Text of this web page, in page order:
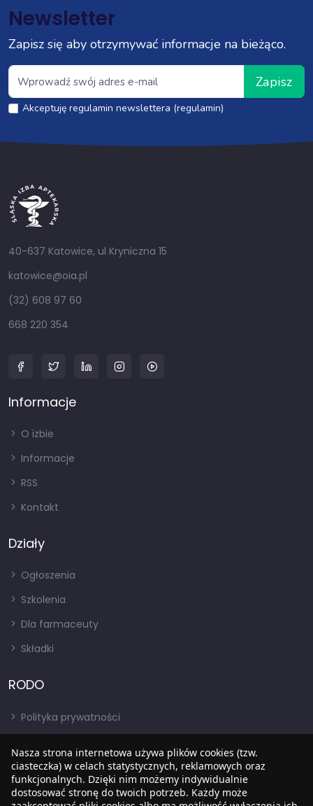
Newsletter
Zapisz się aby otrzymywać informacje na bieżąco.
Zapisz
Akceptuję regulamin newslettera (regulamin)
40-637 Katowice, ul Kryniczna 15
katowice@oia.pl
(32) 608 97 60
668 220 354
Informacje
O izbie
Informacje
RSS
Kontakt
Działy
Ogłoszenia
Szkolenia
Dla farmaceuty
Składki
RODO
Polityka prywatności
RODO
BIP
Nasza strona internetowa używa plików cookies (tzw.
ciasteczka) w celach statystycznych, reklamowych oraz
funkcjonalnych. Dzięki nim możemy indywidualnie
dostosować stronę do twoich potrzeb. Każdy może